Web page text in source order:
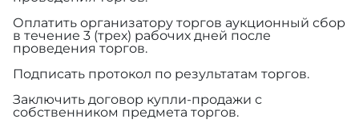
Оплатить организатору торгов аукционный сбор
в течение 3 (трех) рабочих дней после
проведения торгов.
Подписать протокол по результатам торгов.
Заключить договор купли-продажи с
собственником предмета торгов.